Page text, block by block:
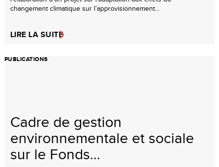
changement climatique sur l’approvisionnement...
LIRE LA SUITE
PUBLICATIONS
Cadre de gestion
environnementale et sociale
sur le Fonds...